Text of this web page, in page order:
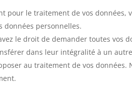
pour le traitement de vos données,
données personnelles.
le droit de demander toutes vos
dans leur intégralité à un
au traitement de vos